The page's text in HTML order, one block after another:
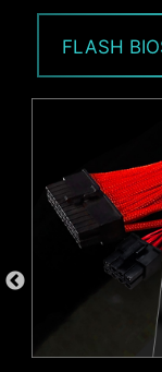
FLASH